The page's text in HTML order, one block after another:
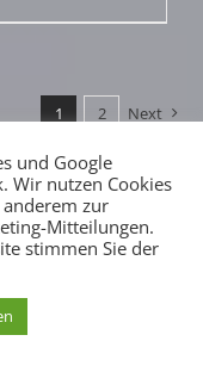
1 2 Next
und Google
Wir nutzen Cookies
zur
Mitteilungen.
stimmen Sie der